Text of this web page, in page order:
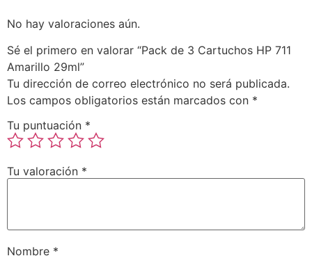
No hay valoraciones aún.
Sé el primero en valorar “Pack de 3 Cartuchos HP 711
Amarillo 29ml”
Tu dirección de correo electrónico no será publicada.
Los campos obligatorios están marcados con *
Tu puntuación *
Tu valoración *
Nombre *